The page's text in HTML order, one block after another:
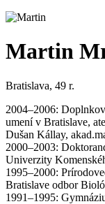
Martin
Bratislava, 49 r.
2004–2006:
umení v Bratislave,
Dušan Kállay,
2000–2003:
Univerzity
1995–2000:
Bratislave odbor
1991–1995: